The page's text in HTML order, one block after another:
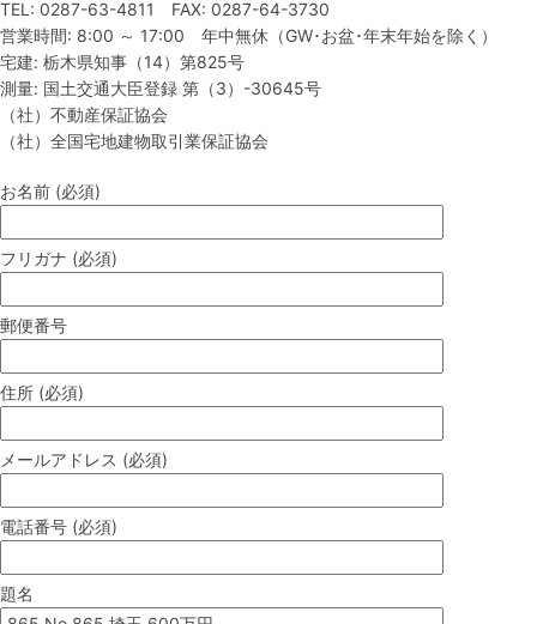
TEL: 0287-63-4811 FAX: 0287-64-3730
営業時間: 8:00 ～ 17:00 年中無休（GW･お盆･年末年始を除く）
宅建: 栃木県知事（14）第825号
測量: 国土交通大臣登録 第（3）-30645号
（社）不動産保証協会
（社）全国宅地建物取引業保証協会
お名前 (必須)
フリガナ (必須)
郵便番号
住所 (必須)
メールアドレス (必須)
電話番号 (必須)
題名